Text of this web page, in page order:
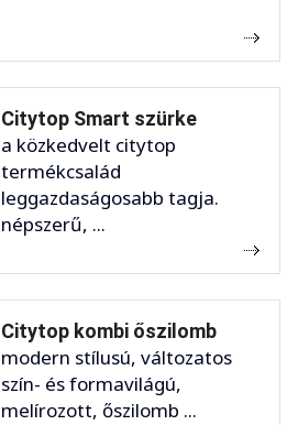
Citytop Smart szürke
a közkedvelt citytop
termékcsalád
leggazdaságosabb tagja.
népszerű, ...
Citytop kombi őszilomb
modern stílusú, változatos
szín- és formavilágú,
melírozott, őszilomb ...